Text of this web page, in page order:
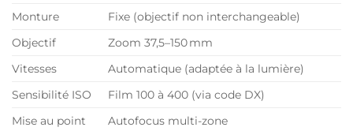
Monture
Fixe (objectif non interchangeable)
Objectif
Zoom 37,5–150 mm
Vitesses
Automatique (adaptée à la lumière)
Sensibilité ISO
Film 100 à 400 (via code DX)
Mise au point
Autofocus multi-zone